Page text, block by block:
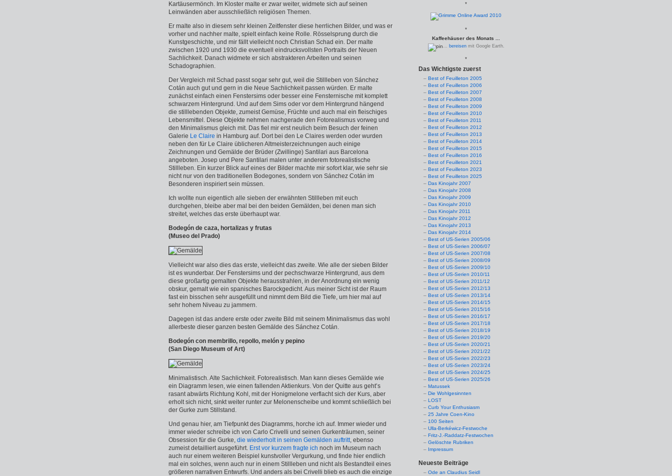
Kartäusermönch. Im Kloster malte er zwar weiter, widmete sich auf seinen
Leinwänden aber ausschließlich religiösen Themen.
Er malte also in diesem sehr kleinen Zeitfenster diese herrlichen Bilder, und was er
vorher und nachher malte, spielt einfach keine Rolle. Rösselsprung durch die
Kunstgeschichte, und mir fällt vielleicht noch Christian Schad ein. Der malte
zwischen 1920 und 1930 die eventuell eindrucksvollsten Portraits der Neuen
Sachlichkeit. Danach widmete er sich abstrakteren Arbeiten und seinen
Schadographien.
Der Vergleich mit Schad passt sogar sehr gut, weil die Stillleben von Sánchez
Cotán auch gut und gern in die Neue Sachlichkeit passen würden. Er malte
zunächst einfach einen Fenstersims oder besser eine Fensternische mit komplett
schwarzem Hintergrund. Und auf dem Sims oder vor dem Hintergrund hängend
die stilllebenden Objekte, zumeist Gemüse, Früchte und auch mal ein fleischiges
Lebensmittel. Diese Objekte nehmen nachgerade den Fotorealismus vorweg und
den Minimalismus gleich mit. Das fiel mir erst neulich beim Besuch der feinen
Galerie Le Claire in Hamburg auf. Dort bei den Le Claires werden oder wurden
neben den für Le Claire üblicheren Altmeisterzeichnungen auch einige
Zeichnungen und Gemälde der Brüder (Zwillinge) Santilari aus Barcelona
angeboten. Josep und Pere Santilari malen unter anderem fotorealistische
Stillleben. Ein kurzer Blick auf eines der Bilder machte mir sofort klar, wie sehr sie
nicht nur von den traditionellen Bodegones, sondern von Sánchez Cotán im
Besonderen inspiriert sein müssen.
Ich wollte nun eigentlich alle sieben der erwähnten Stillleben mit euch
durchgehen, bleibe aber mal bei den beiden Gemälden, bei denen man sich
streitet, welches das erste überhaupt war.
Bodegón de caza, hortalizas y frutas
(Museo del Prado)
Vielleicht war also dies das erste, vielleicht das zweite. Wie alle der sieben Bilder
ist es wunderbar. Der Fenstersims und der pechschwarze Hintergrund, aus dem
diese großartig gemalten Objekte herausstrahlen, in der Anordnung ein wenig
obskur, gemalt wie ein spanisches Barockgedicht. Aus meiner Sicht ist der Raum
fast ein bisschen sehr ausgefüllt und nimmt dem Bild die Tiefe, um hier mal auf
sehr hohem Niveau zu jammern.
Dagegen ist das andere erste oder zweite Bild mit seinem Minimalismus das wohl
allerbeste dieser ganzen besten Gemälde des Sánchez Cotán.
Bodegón con membrillo, repollo, melón y pepino
(San Diego Museum of Art)
Minimalistisch. Alte Sachlichkeit. Fotorealistisch. Man kann dieses Gemälde wie
ein Diagramm lesen, wie einen fallenden Aktienkurs. Von der Quitte aus geht’s
rasant abwärts Richtung Kohl, mit der Honigmelone verflacht sich der Kurs, aber
erholt sich nicht, sinkt weiter runter zur Melonenscheibe und kommt schließlich bei
der Gurke zum Stillstand.
Und genau hier, am Tiefpunkt des Diagramms, horche ich auf. Immer wieder und
immer wieder schreibe ich von Carlo Crivelli und seinen Gurkenträumen, seiner
Obsession für die Gurke, die wiederholt in seinen Gemälden auftritt, ebenso
zumeist detailliert ausgeführt. Erst vor kurzem fragte ich noch im Museum nach
auch nur einem weiteren Beispiel kunstvoller Vergurkung, und finde hier endlich
mal ein solches, wenn auch nur in einem Stillleben und nicht als Bestandteil eines
größeren narrativen Entwurfs. Und anders als bei Crivelli blieb es auch die einzige
*
*
Kaffeehäuser des Monats ...
... bereisenmit Google Earth.
*
Das Wichtigste zuerst
Best of Feuilleton 2005
Best of Feuilleton 2006
Best of Feuilleton 2007
Best of Feuilleton 2008
Best of Feuilleton 2009
Best of Feuilleton 2010
Best of Feuilleton 2011
Best of Feuilleton 2012
Best of Feuilleton 2013
Best of Feuilleton 2014
Best of Feuilleton 2015
Best of Feuilleton 2016
Best of Feuilleton 2021
Best of Feuilleton 2023
Best of Feuilleton 2025
Das Kinojahr 2007
Das Kinojahr 2008
Das Kinojahr 2009
Das Kinojahr 2010
Das Kinojahr 2011
Das Kinojahr 2012
Das Kinojahr 2013
Das Kinojahr 2014
Best of US-Serien 2005/06
Best of US-Serien 2006/07
Best of US-Serien 2007/08
Best of US-Serien 2008/09
Best of US-Serien 2009/10
Best of US-Serien 2010/11
Best of US-Serien 2011/12
Best of US-Serien 2012/13
Best of US-Serien 2013/14
Best of US-Serien 2014/15
Best of US-Serien 2015/16
Best of US-Serien 2016/17
Best of US-Serien 2017/18
Best of US-Serien 2018/19
Best of US-Serien 2019/20
Best of US-Serien 2020/21
Best of US-Serien 2021/22
Best of US-Serien 2022/23
Best of US-Serien 2023/24
Best of US-Serien 2024/25
Best of US-Serien 2025/26
Matussek
Die Wohlgesinnten
LOST
Curb Your Enthusiasm
25 Jahre Coen-Kino
100 Seiten
Ulla-Berkéwicz-Festwoche
Fritz-J.-Raddatz-Festwochen
Gelöschte Rubriken
Impressum
Neueste Beiträge
Ode an Claudius Seidl